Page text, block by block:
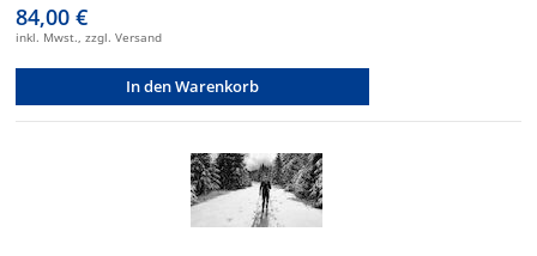
84,00 €
inkl. Mwst., zzgl. Versand
In den Warenkorb